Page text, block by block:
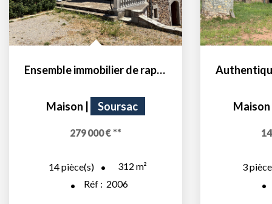
Ensemble immobilier de rapport -3 maisons
Maison Soursac
279 000 € **
14pièce(s) 312 m²
Réf : 2006
Maison
3